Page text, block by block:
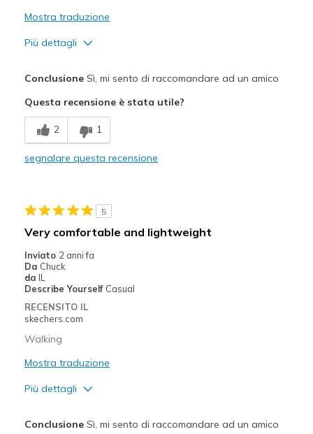
Mostra traduzione
Più dettagli
Durable
Difetti
Need Break In
Casual Wear
Walking
Width
Sizing
View On Shoes
ConclusioneSì, mi sento di raccomandare ad un amico
Questa recensione è stata utile?
2 1
segnalare questa recensione
5
Very comfortable and lightweight
Inviato 2 anni fa
Da Chuck
da IL
Describe Yourself Casual
RECENSITO IL
skechers.com
Walking
Mostra traduzione
Più dettagli
ConclusioneSì, mi sento di raccomandare ad un amico